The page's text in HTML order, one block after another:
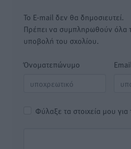
Το E-mail δεν θα δημοσιευτεί.
Πρέπει να συμπληρωθούν όλα
υποβολή του σχολίου.
Όνοματεπώνυμο Email
Φύλαξε τα στοιχεία μου